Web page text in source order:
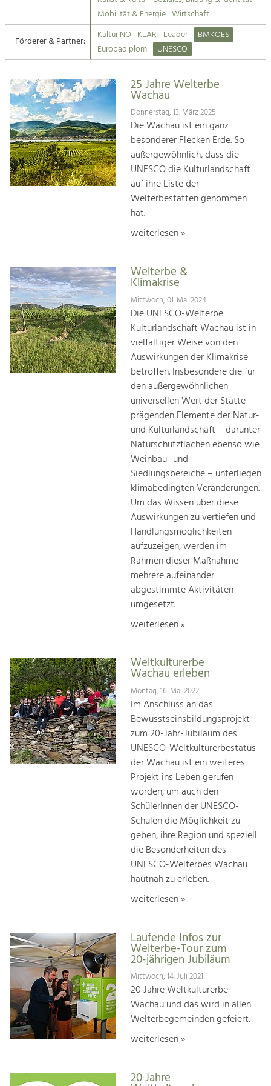
Suche
Impressum
Kontakt
Tourismus
Angebotsentwicklung und
Kunst & Kultur
Handwerk, Wissenschaft und Forschung.
Soziales, Bildung &
Identität
Gleichberechtigung, Jugend und
Integration
Mobilität & Energie
Klimawandel, öffentlicher Verkehr und
Mobilität & Energie Wirtschaft
Förderer & Partner:
Kultur NÖ KLAR! Leader
BMKOES
Europadiplom
UNESCO
25 Jahre Welterbe
Wachau
Donnerstag, 13. März 2025
Die Wachau ist ein ganz
besonderer Flecken Erde. So
außergewöhnlich, dass die
UNESCO die Kulturlandschaft
auf ihre Liste der
Welterbestätten genommen
hat.
weiterlesen »
Welterbe &
Klimakrise
Mittwoch, 01. Mai 2024
Die UNESCO-Welterbe
Kulturlandschaft Wachau ist in
vielfältiger Weise von den
Auswirkungen der Klimakrise
betroffen. Insbesondere die für
den außergewöhnlichen
universellen Wert der Stätte
prägenden Elemente der Natur-
und Kulturlandschaft – darunter
Naturschutzflächen ebenso wie
Weinbau- und
Siedlungsbereiche – unterliegen
klimabedingten Veränderungen.
Um das Wissen über diese
Auswirkungen zu vertiefen und
Handlungsmöglichkeiten
aufzuzeigen, werden im
Rahmen dieser Maßnahme
mehrere aufeinander
abgestimmte Aktivitäten
umgesetzt.
weiterlesen »
Weltkulturerbe
Wachau erleben
Montag, 16. Mai 2022
Im Anschluss an das
Bewusstseinsbildungsprojekt
zum 20-Jahr-Jubiläum des
UNESCO-Weltkulturerbestatus
der Wachau ist ein weiteres
Projekt ins Leben gerufen
worden, um auch den
SchülerInnen der UNESCO-
Schulen die Möglichkeit zu
geben, ihre Region und speziell
die Besonderheiten des
UNESCO-Welterbes Wachau
hautnah zu erleben.
weiterlesen »
Laufende Infos zur
Welterbe-Tour zum
20-jährigen Jubiläum
Mittwoch, 14. Juli 2021
20 Jahre Weltkulturerbe
Wachau und das wird in allen
Welterbegemeinden gefeiert.
weiterlesen »
20 Jahre